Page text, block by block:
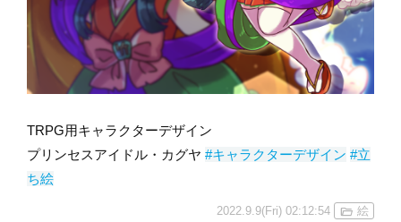
TRPG用キャラクターデザイン
プリンセスアイドル・カグヤ #キャラクターデザイン #立
ち絵
2022.9.9(Fri) 02:12:54 絵